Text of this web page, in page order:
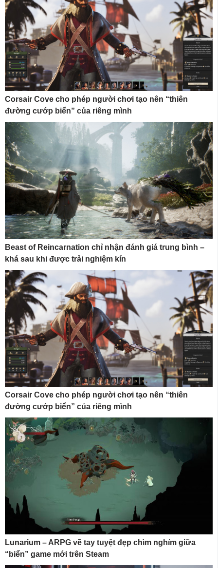
Corsair Cove cho phép người chơi tạo nên “thiên
đường cướp biển” của riêng mình
Beast of Reincarnation chỉ nhận đánh giá trung bình –
khá sau khi được trải nghiệm kín
Corsair Cove cho phép người chơi tạo nên “thiên
đường cướp biển” của riêng mình
Lunarium – ARPG vẽ tay tuyệt đẹp chìm nghỉm giữa
“biển” game mới trên Steam